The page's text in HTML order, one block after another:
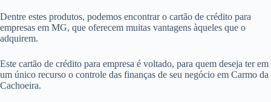
Dentre estes produtos, podemos encontrar o cartão de crédito para
empresas em MG, que oferecem muitas vantagens àqueles que o
adquirem.
Este cartão de crédito para empresa é voltado, para quem deseja ter em
um único recurso o controle das finanças de seu negócio em Carmo da
Cachoeira.